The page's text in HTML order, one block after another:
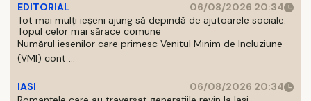
EDITORIAL
06/08/2026 20:34
Tot mai mulți ieșeni ajung să depindă de ajutoarele sociale.
Topul celor mai sărace comune
Numărul iesenilor care primesc Venitul Minim de Incluziune
(VMI) cont ...
IASI
06/08/2026 20:34